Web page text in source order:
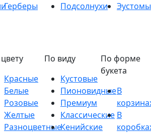
Герберы Подсолнухи
Эустомы
Красные
Белые
Розовые
Желтые
Разноцветные
По виду
Кустовые
Пионовидные
Премиум
Классические
Кенийские
По форме
букета
В
В